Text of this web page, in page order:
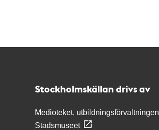
Stockholmskällan drivs av
Medioteket, utbildningsförvaltningen
Stadsmuseet